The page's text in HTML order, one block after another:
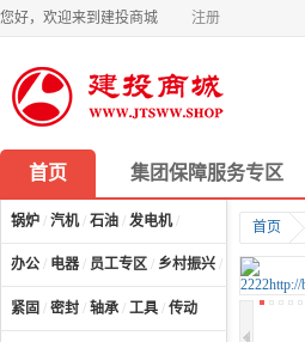
您好，欢迎来到建投商城 注册
首页 集团保障服务专区
锅炉 / 汽机/ 石油 / 发电机/
办公 / 电器 / 员工专区 / 乡村振兴 / 计算机及配件
紧固 / 密封 / 轴承 / 工具 / 传动
首页